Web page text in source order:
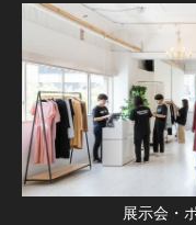
展示会・